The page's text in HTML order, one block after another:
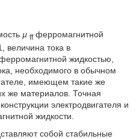
µ ffферромагнитной
величина тока в
жидкостью,
необходимого в обычном
имеющем такие же
же материалов. Точная
электродвигателя и
жидкости.
собой стабильные